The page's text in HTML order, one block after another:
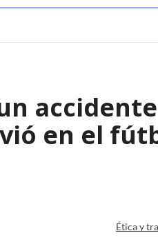
en el
Ética y